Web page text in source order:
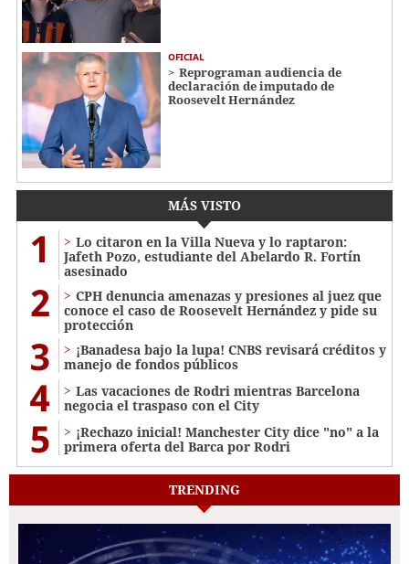
OFICIAL
Reprograman audiencia de
declaración de imputado de
Roosevelt Hernández
MÁS VISTO
1
Lo citaron en la Villa Nueva y lo raptaron:
Jafeth Pozo, estudiante del Abelardo R. Fortín
asesinado
2
CPH denuncia amenazas y presiones al juez que
conoce el caso de Roosevelt Hernández y pide su
protección
3
¡Banadesa bajo la lupa! CNBS revisará créditos y
manejo de fondos públicos
4
Las vacaciones de Rodri mientras Barcelona
negocia el traspaso con el City
5
¡Rechazo inicial! Manchester City dice "no" a la
primera oferta del Barca por Rodri
TRENDING